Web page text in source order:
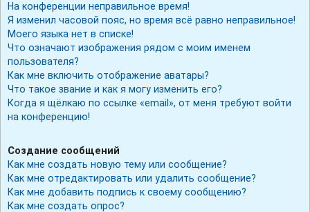
На конференции неправильное время!
Я изменил часовой пояс, но время всё равно неправильное!
Моего языка нет в списке!
Что означают изображения рядом с моим именем
пользователя?
Как мне включить отображение аватары?
Что такое звание и как я могу изменить его?
Когда я щёлкаю по ссылке «email», от меня требуют войти
на конференцию!
Создание сообщений
Как мне создать новую тему или сообщение?
Как мне отредактировать или удалить сообщение?
Как мне добавить подпись к своему сообщению?
Как мне создать опрос?